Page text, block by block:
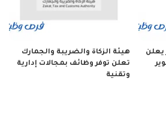
يعلن
هيئة الزكاة والضريبة والجمارك
تعلن توفر وظائف بمجالات إدارية
وتقنية